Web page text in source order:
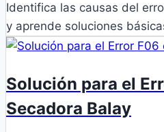
Identifica las causas del
y aprende soluciones
Solución para el
Secadora Balay